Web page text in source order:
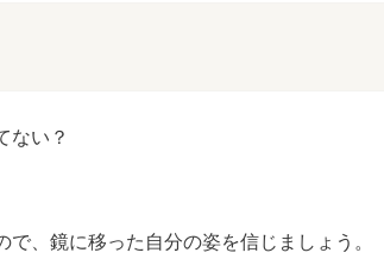
ない？
、鏡に移った自分の姿を信じましょう。